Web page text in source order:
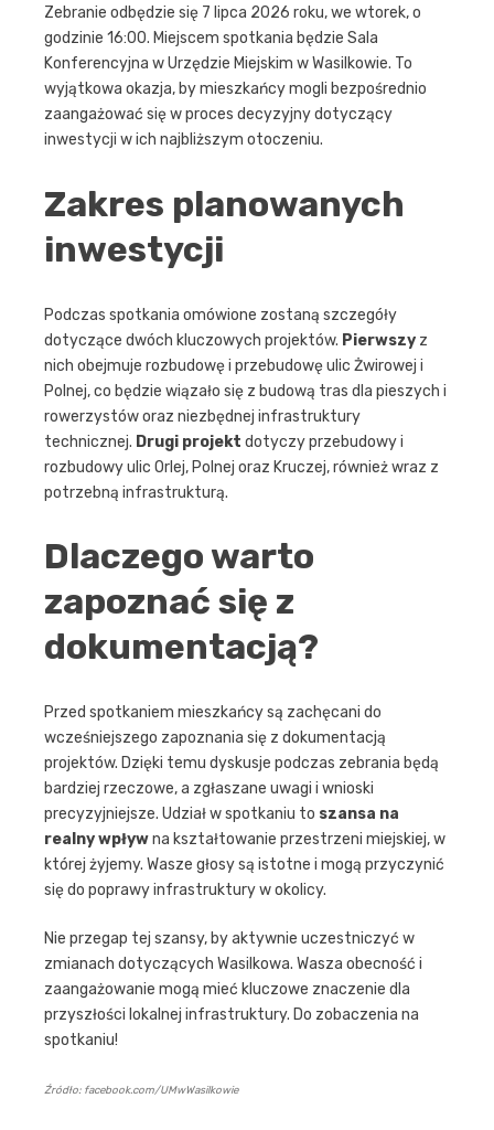
Zebranie odbędzie się 7 lipca 2026 roku, we wtorek, o
godzinie 16:00. Miejscem spotkania będzie Sala
Konferencyjna w Urzędzie Miejskim w Wasilkowie. To
wyjątkowa okazja, by mieszkańcy mogli bezpośrednio
zaangażować się w proces decyzyjny dotyczący
inwestycji w ich najbliższym otoczeniu.
Zakres planowanych
inwestycji
Podczas spotkania omówione zostaną szczegóły
dotyczące dwóch kluczowych projektów. Pierwszy z
nich obejmuje rozbudowę i przebudowę ulic Żwirowej i
Polnej, co będzie wiązało się z budową tras dla pieszych i
rowerzystów oraz niezbędnej infrastruktury
technicznej. Drugi projekt dotyczy przebudowy i
rozbudowy ulic Orlej, Polnej oraz Kruczej, również wraz z
potrzebną infrastrukturą.
Dlaczego warto
zapoznać się z
dokumentacją?
Przed spotkaniem mieszkańcy są zachęcani do
wcześniejszego zapoznania się z dokumentacją
projektów. Dzięki temu dyskusje podczas zebrania będą
bardziej rzeczowe, a zgłaszane uwagi i wnioski
precyzyjniejsze. Udział w spotkaniu to szansa na
realny wpływna kształtowanie przestrzeni miejskiej, w
której żyjemy. Wasze głosy są istotne i mogą przyczynić
się do poprawy infrastruktury w okolicy.
Nie przegap tej szansy, by aktywnie uczestniczyć w
zmianach dotyczących Wasilkowa. Wasza obecność i
zaangażowanie mogą mieć kluczowe znaczenie dla
przyszłości lokalnej infrastruktury. Do zobaczenia na
spotkaniu!
Źródło: facebook.com/UMwWasilkowie